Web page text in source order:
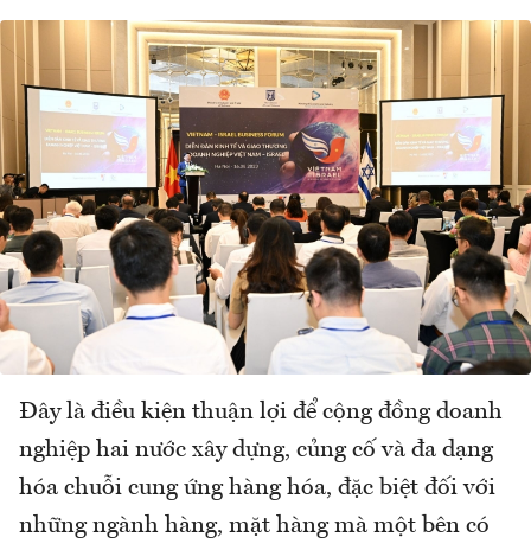
Đây là điều kiện thuận lợi để cộng đồng doanh
nghiệp hai nước xây dựng, củng cố và đa dạng
hóa chuỗi cung ứng hàng hóa, đặc biệt đối với
những ngành hàng, mặt hàng mà một bên có